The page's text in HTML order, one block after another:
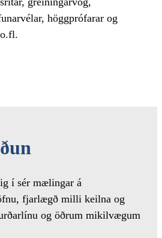
höggprófarar og
í sér mælingar á
fjarlægð milli keilna og
og öðrum mikilvægum